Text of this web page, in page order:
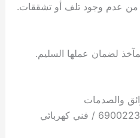
من عدم وجود تلف أو تشققات.
لضمان عملها السليم.
والصدمات
الكهربائية.كهربائي الكويت / 69002231 / فني كهربائي